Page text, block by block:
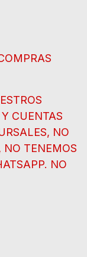
CUENTAS
NO
TENEMOS
NO